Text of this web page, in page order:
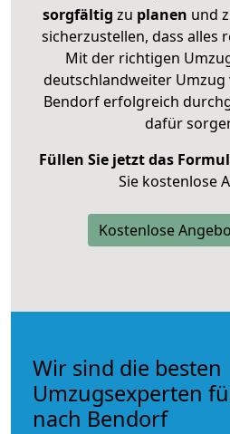
sorgfältig zu planen und
sicherzustellen, dass alles
Mit der richtigen
deutschlandweiter Umzug
Bendorf erfolgreich
dafür
Füllen Sie jetzt das
Sie kostenlose
Kostenlose
Wir sind die besten
Umzugsexperten
nach Bendorf